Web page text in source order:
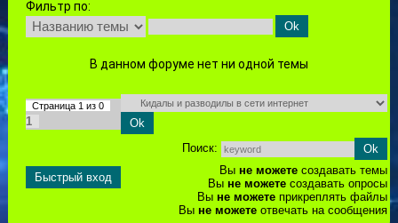
Фильтр по:
В данном форуме нет ни одной темы
Страница 1 из 0
1
Поиск:
Вы не можетесоздавать темы
Вы не можетесоздавать опросы
Вы не можетеприкреплять файлы
Вы не можетеотвечать на сообщения